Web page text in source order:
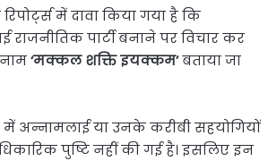
रिपोर्ट्स में दावा किया गया है कि
पार्टी बनाने पर विचार कर
‘मक्कल शक्ति इयक्कम’बताया जा
अन्नामलाई या उनके करीबी सहयोगियों
पुष्टि नहीं की गई है। इसलिए इन